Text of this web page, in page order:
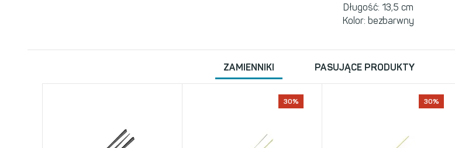
Długość: 13,5 cm
Kolor: bezbarwny
ZAMIENNIKI PASUJĄCE PRODUKTY
30% 30%